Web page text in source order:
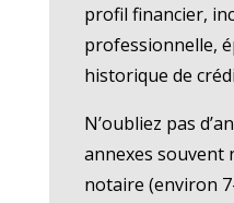
profil financier,
professionnelle,
historique de
N’oubliez pas
annexes souvent
notaire (environ